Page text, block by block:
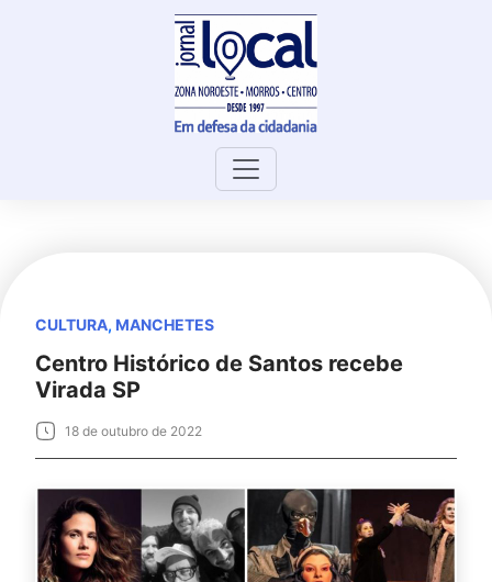
CULTURA, MANCHETES
Centro Histórico de Santos recebe
Virada SP
18 de outubro de 2022